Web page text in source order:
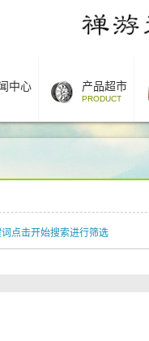
中心 产品超市
PRODUCT
点击开始搜索进行筛选